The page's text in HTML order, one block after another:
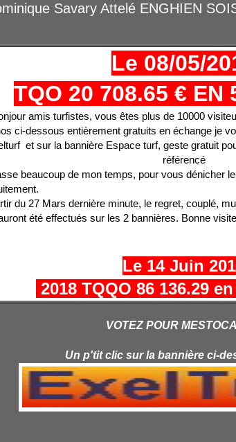
Savary Attelé ENGHIEN
Le 08/05/
TQO 20 708.65 € EN
amis turfistes, vous êtes plus de 10000
ci-dessous entièrement gratuits en échange je
et sur la bannière Espace turf, geste gratuit
référencé
beaucoup de mon temps, pour vous dénicher
du 27 Mars dernière minute, le regret, couplé,
été effectués sur les 2 bannières. Bonne
Le 14 Juin
2018 TQQO 86 136.29
VOTEZ POUR
Un p'tit clic sur la bannière ci-